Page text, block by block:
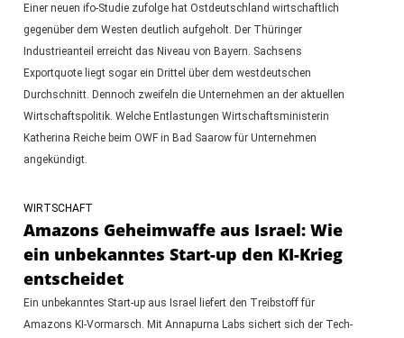
Einer neuen ifo-Studie zufolge hat Ostdeutschland wirtschaftlich
gegenüber dem Westen deutlich aufgeholt. Der Thüringer
Industrieanteil erreicht das Niveau von Bayern. Sachsens
Exportquote liegt sogar ein Drittel über dem westdeutschen
Durchschnitt. Dennoch zweifeln die Unternehmen an der aktuellen
Wirtschaftspolitik. Welche Entlastungen Wirtschaftsministerin
Katherina Reiche beim OWF in Bad Saarow für Unternehmen
angekündigt.
WIRTSCHAFT
Amazons Geheimwaffe aus Israel: Wie
ein unbekanntes Start-up den KI-Krieg
entscheidet
Ein unbekanntes Start-up aus Israel liefert den Treibstoff für
Amazons KI-Vormarsch. Mit Annapurna Labs sichert sich der Tech-